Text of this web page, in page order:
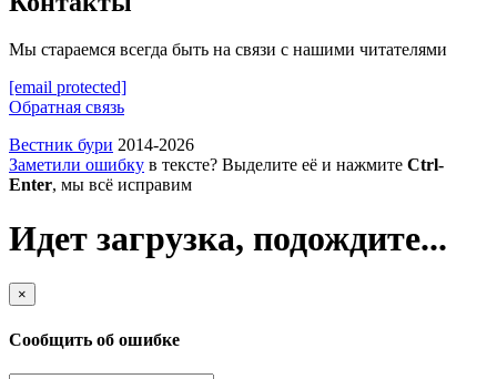
Мы стараемся всегда быть на связи с нашими читателями
[email protected]
Обратная связь
Вестник бури 2014-2026
Заметили ошибку в тексте? Выделите её и нажмите Ctrl-
Enter, мы всё исправим
Идет загрузка, подождите...
×
Сообщить об ошибке